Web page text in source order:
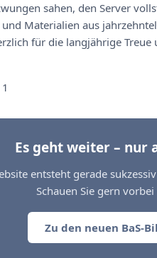
sahen, den Server
und Materialien aus
für die langjährige Treue
Es geht weiter – nur
entsteht gerade
Schauen Sie gern
Zu den neuen BaS-